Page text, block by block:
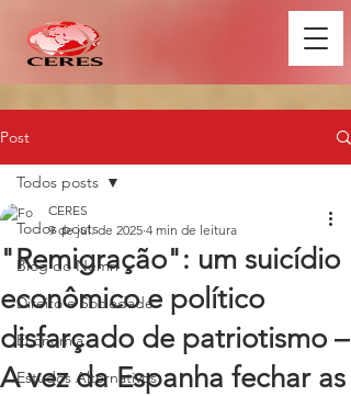
Post
Todos posts
Blog do Nemri
Direito e Sociedade
Economia
Estudos Alternativos
Todos posts
"Remigração": um suicídio
econômico e político
disfarçado de patriotismo –
A vez da Espanha fechar as
CERES
9 de jul. de 2025 4 min de leitura